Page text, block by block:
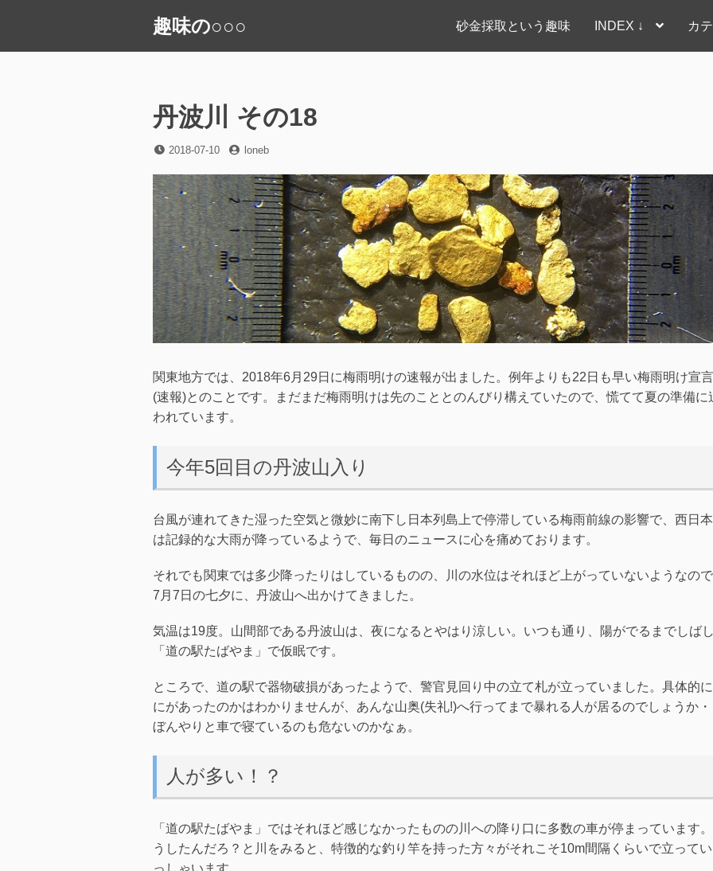
テ
趣味の○○○ 砂金採取という趣味 INDEX ↓ カ
丹波川 その18
投
日
2018-07-10
投
者
loneb
関東地方では、2018年6月29日に梅雨明けの速報が出ました。例年よりも22日も早い梅雨明け宣言
(速報)とのことです。まだまだ梅雨明けは先のこととのんびり構えていたので、慌てて夏の準備に
われています。
今年5回目の丹波山入り
台風が連れてきた湿った空気と微妙に南下し日本列島上で停滞している梅雨前線の影響で、西日
は記録的な大雨が降っているようで、毎日のニュースに心を痛めております。
それでも関東では多少降ったりはしているものの、川の水位はそれほど上がっていないようなので
7月7日の七夕に、丹波山へ出かけてきました。
気温は19度。山間部である丹波山は、夜になるとやはり涼しい。いつも通り、陽がでるまでしばし
「道の駅たばやま」で仮眠です。
ところで、道の駅で器物破損があったようで、警官見回り中の立て札が立っていました。具体的
にがあったのかはわかりませんが、あんな山奥(失礼!)へ行ってまで暴れる人が居るのでしょうか・
ぼんやりと車で寝ているのも危ないのかなぁ。
人が多い！？
「道の駅たばやま」ではそれほど感じなかったものの川への降り口に多数の車が停まっています
うしたんだろ？と川をみると、特徴的な釣り竿を持った方々がそれこそ10m間隔くらいで立ってい
っしゃいます。